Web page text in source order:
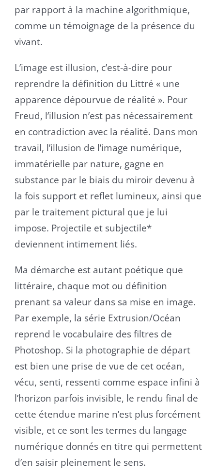
par rapport à la machine algorithmique,
comme un témoignage de la présence du
vivant.
L’image est illusion, c’est-à-dire pour
reprendre la définition du Littré « une
apparence dépourvue de réalité ». Pour
Freud, l’illusion n’est pas nécessairement
en contradiction avec la réalité. Dans mon
travail, l’illusion de l’image numérique,
immatérielle par nature, gagne en
substance par le biais du miroir devenu à
la fois support et reflet lumineux, ainsi que
par le traitement pictural que je lui
impose. Projectile et subjectile*
deviennent intimement liés.
Ma démarche est autant poétique que
littéraire, chaque mot ou définition
prenant sa valeur dans sa mise en image.
Par exemple, la série Extrusion/Océan
reprend le vocabulaire des filtres de
Photoshop. Si la photographie de départ
est bien une prise de vue de cet océan,
vécu, senti, ressenti comme espace infini à
l’horizon parfois invisible, le rendu final de
cette étendue marine n’est plus forcément
visible, et ce sont les termes du langage
numérique donnés en titre qui permettent
d’en saisir pleinement le sens.